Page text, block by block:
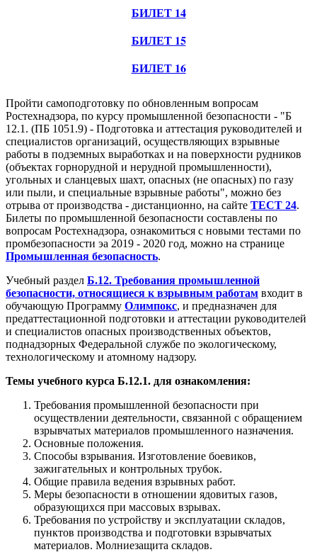
БИЛЕТ 14
БИЛЕТ 15
БИЛЕТ 16
Пройти самоподготовку по обновленным вопросам
Ростехнадзора, по курсу промышленной безопасности - "Б
12.1. (ПБ 1051.9) - Подготовка и аттестация руководителей и
специалистов организаций, осуществляющих взрывные
работы в подземных выработках и на поверхности рудников
(объектах горнорудной и нерудной промышленности),
угольных и сланцевых шахт, опасных (не опасных) по газу
или пыли, и специальные взрывные работы", можно без
отрыва от производства - дистанционно, на сайте ТЕСТ 24.
Билеты по промышленной безопасности составлены по
вопросам Ростехнадзора, ознакомиться с новыми тестами по
промбезопасности эа 2019 - 2020 год, можно на странице
Промышленная безопасность.
Учебный раздел Б.12. Требования промышленной
безопасности, относящиеся к взрывным работам входит в
обучающую Программу Олимпокс, и предназначен для
предаттестационной подготовки и аттестации руководителей
и специалистов опасных производственных объектов,
поднадзорных Федеральной службе по экологическому,
технологическому и атомному надзору.
Темы учебного курса Б.12.1. для ознакомления:
Требования промышленной безопасности при
осуществлении деятельности, связанной с обращением
взрывчатых материалов промышленного назначения.
Основные положения.
Способы взрывания. Изготовление боевиков,
зажигательных и контрольных трубок.
Общие правила ведения взрывных работ.
Меры безопасности в отношении ядовитых газов,
образующихся при массовых взрывах.
Требования по устройству и эксплуатации складов,
пунктов производства и подготовки взрывчатых
материалов. Молниезащита складов.